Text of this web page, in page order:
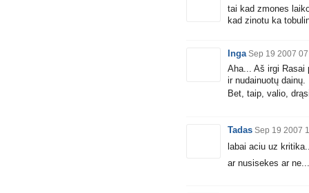
tai kad zmones
kad zinotu ka
Inga Sep 19 2007
Aha... Aš irgi Rasai
ir nudainuotų
Bet, taip, valio,
Tadas Sep 19 2007
labai aciu uz
ar nusisekes ar